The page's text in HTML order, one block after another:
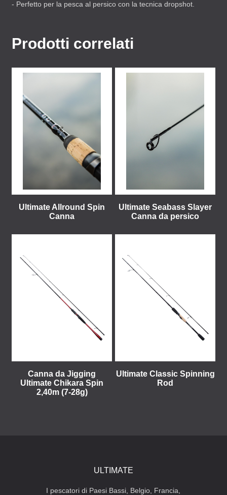
- Perfetto per la pesca al persico con la tecnica dropshot.
Prodotti correlati
Ultimate Allround Spin
Canna
Ultimate Seabass Slayer
Canna da persico
Canna da Jigging
Ultimate Chikara Spin
2,40m (7-28g)
Ultimate Classic Spinning
Rod
ULTIMATE
I pescatori di Paesi Bassi, Belgio, Francia,